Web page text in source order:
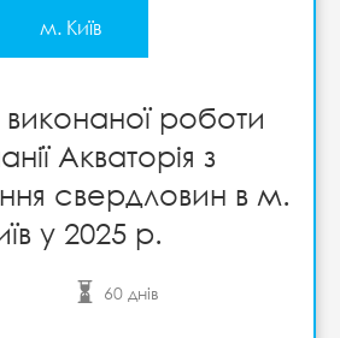
м. Київ
роботи
Акваторія з
свердловин в м.
у 2025 р.
60 днів